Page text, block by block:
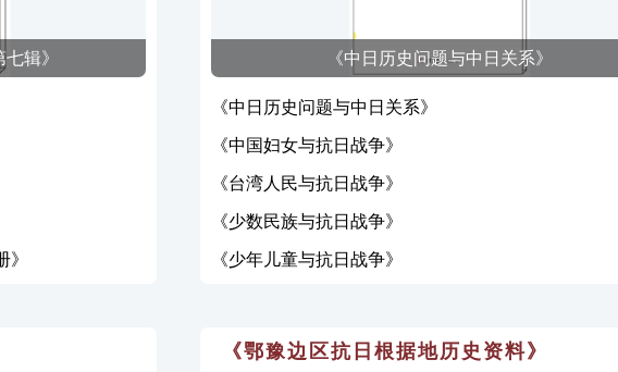
辑》 《中日历史问题与中日关系》
《中日历史问题与中日关系》
《中国妇女与抗日战争》
《台湾人民与抗日战争》
《少数民族与抗日战争》
《少年儿童与抗日战争》
《鄂豫边区抗日根据地历史资料》